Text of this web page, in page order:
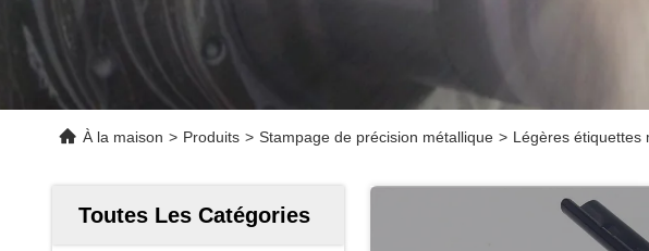
À la maison > Produits > Stampage de précision métallique > Légères étiquettes
Toutes Les Catégories